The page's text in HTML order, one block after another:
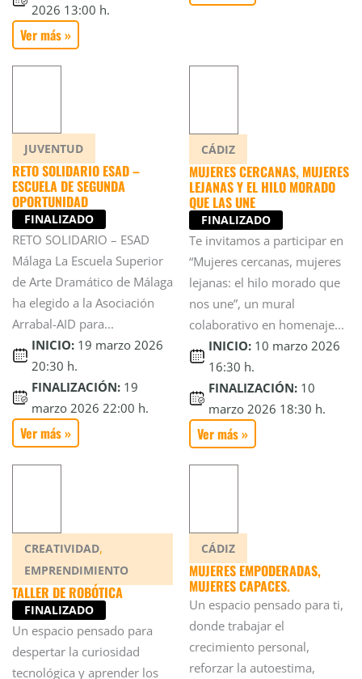
2026 13:00 h.
Ver más »
JUVENTUD
RETO SOLIDARIO ESAD –
ESCUELA DE SEGUNDA
OPORTUNIDAD
FINALIZADO
RETO SOLIDARIO – ESAD
Málaga La Escuela Superior
de Arte Dramático de Málaga
ha elegido a la Asociación
Arrabal-AID para...
INICIO: 19 marzo 2026
20:30 h.
FINALIZACIÓN: 19
marzo 2026 22:00 h.
Ver más »
CÁDIZ
MUJERES CERCANAS, MUJERES
LEJANAS Y EL HILO MORADO
QUE LAS UNE
FINALIZADO
Te invitamos a participar en
“Mujeres cercanas, mujeres
lejanas: el hilo morado que
nos une”, un mural
colaborativo en homenaje...
INICIO: 10 marzo 2026
16:30 h.
FINALIZACIÓN: 10
marzo 2026 18:30 h.
Ver más »
CREATIVIDAD,
EMPRENDIMIENTO
TALLER DE ROBÓTICA
FINALIZADO
Un espacio pensado para
despertar la curiosidad
tecnológica y aprender los
CÁDIZ
MUJERES EMPODERADAS,
MUJERES CAPACES.
Un espacio pensado para ti,
donde trabajar el
crecimiento personal,
reforzar la autoestima,